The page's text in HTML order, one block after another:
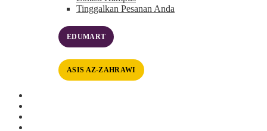
Tinggalkan Pesanan Anda
EDUMART
ASIS AZ-ZAHRAWI